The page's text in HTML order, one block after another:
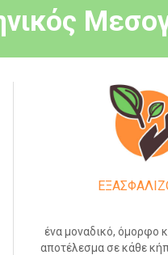
ένα μοναδικό, όμορφο
αποτέλεσμα σε κάθε